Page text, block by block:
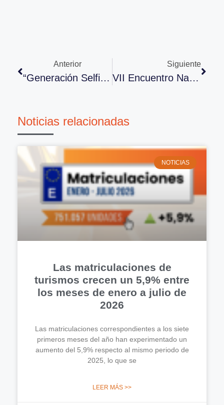
Anterior
“Generación Selfie Y Posventa.info” En El XXIX Congreso
Siguiente
VII Encuentro Nacional De Sigrauto
Noticias relacionadas
NOTICIAS
Las matriculaciones de
turismos crecen un 5,9% entre
los meses de enero a julio de
2026
Las matriculaciones correspondientes a los siete
primeros meses del año han experimentado un
aumento del 5,9% respecto al mismo periodo de
2025, lo que se
LEER MÁS >>